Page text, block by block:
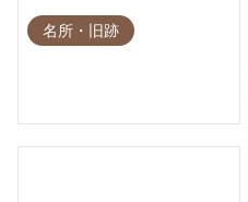
名所・旧跡